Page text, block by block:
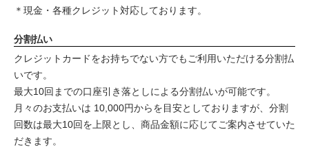
＊現金・各種クレジット対応しております。
分割払い
クレジットカードをお持ちでない方でもご利用いただける分割払
いです。
最大10回までの口座引き落としによる分割払いが可能です。
月々のお支払いは 10,000円からを目安としておりますが、分割
回数は最大10回を上限とし、商品金額に応じてご案内させていた
だきます。